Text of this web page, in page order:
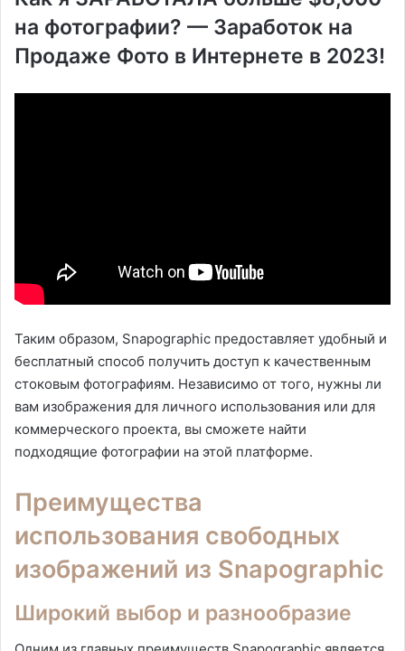
на фотографии? — Заработок на
Продаже Фото в Интернете в 2023!
Таким образом, Snapographic предоставляет удобный и
бесплатный способ получить доступ к качественным
стоковым фотографиям. Независимо от того, нужны ли
вам изображения для личного использования или для
коммерческого проекта, вы сможете найти
подходящие фотографии на этой платформе.
Преимущества
использования свободных
изображений из Snapographic
Широкий выбор и разнообразие